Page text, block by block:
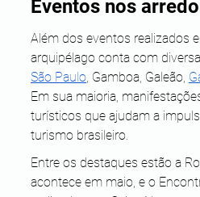
Eventos nos
Além dos eventos realizados
arquipélago conta com
São Paulo, Gamboa, Galeão,
Em sua maioria,
turísticos que ajudam a
turismo brasileiro.
Entre os destaques estão a
acontece em maio, e o